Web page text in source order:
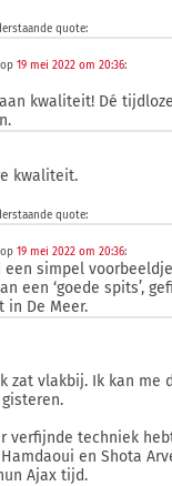
quote:
19 mei 2022 om 20:36:
kwaliteit! Dé
kwaliteit.
quote:
19 mei 2022 om 20:36:
simpel voorbeeldje
een ‘goede spits’,
in De Meer.
zat vlakbij. Ik kan me
verfijnde techniek
en Shota
Ajax tijd.